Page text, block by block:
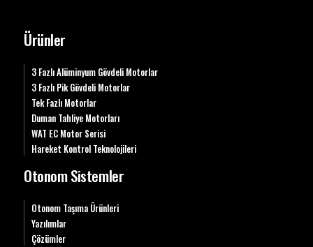
Ürünler
3 Fazlı Alüminyum Gövdeli Motorlar
3 Fazlı Pik Gövdeli Motorlar
Tek Fazlı Motorlar
Duman Tahliye Motorları
WAT EC Motor Serisi
Hareket Kontrol Teknolojileri
Otonom Sistemler
Otonom Taşıma Ürünleri
Yazılımlar
Çözümler